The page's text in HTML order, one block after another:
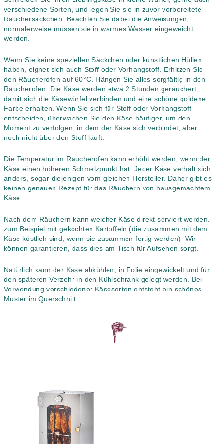
verschiedene Sorten, und legen Sie sie in zuvor vorbereitete
Räuchersäckchen. Beachten Sie dabei die Anweisungen,
normalerweise müssen sie in warmes Wasser eingeweicht
werden.
Wenn Sie keine speziellen Säckchen oder künstlichen Hüllen
haben, eignet sich auch Stoff oder Vorhangstoff. Erhitzen Sie
den Räucherofen auf 60°C. Hängen Sie alles sorgfältig in den
Räucherofen. Die Käse werden etwa 2 Stunden geräuchert,
damit sich die Käsewürfel verbinden und eine schöne goldene
Farbe erhalten. Wenn Sie sich für Stoff oder Vorhangstoff
entscheiden, überwachen Sie den Käse häufiger, um den
Moment zu verfolgen, in dem der Käse sich verbindet, aber
noch nicht über den Stoff läuft.
Die Temperatur im Räucherofen kann erhöht werden, wenn der
Käse einen höheren Schmelzpunkt hat. Jeder Käse verhält sich
anders, sogar diejenigen vom gleichen Hersteller. Daher gibt es
keinen genauen Rezept für das Räuchern von hausgemachtem
Käse.
Nach dem Räuchern kann weicher Käse direkt serviert werden,
zum Beispiel mit gekochten Kartoffeln (die zusammen mit dem
Käse köstlich sind, wenn sie zusammen fertig werden). Wir
können garantieren, dass dies am Tisch für Aufsehen sorgt.
Natürlich kann der Käse abkühlen, in Folie eingewickelt und für
den späteren Verzehr in den Kühlschrank gelegt werden. Bei
Verwendung verschiedener Käsesorten entsteht ein schönes
Muster im Querschnitt.